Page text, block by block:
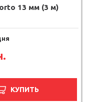
13 мм (3 м)
КУПИТЬ